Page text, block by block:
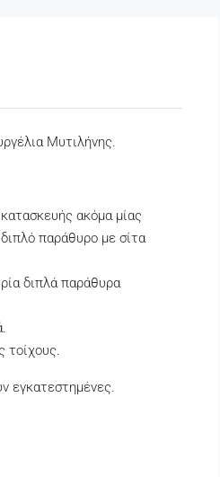
Μυτιλήνης.
ακόμα μίας
παράθυρο με σίτα
διπλά παράθυρα
τοίχους.
εγκατεστημένες.